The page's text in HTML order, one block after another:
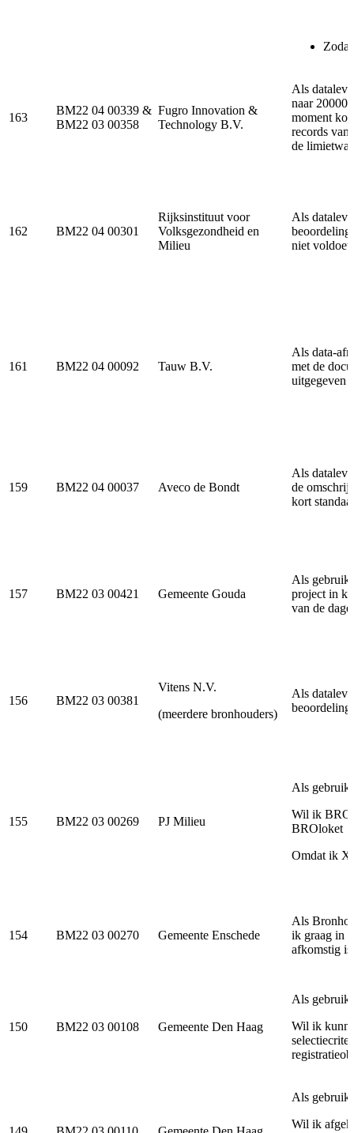
163
BM22 04 00339 &
BM22 03 00358
Fugro Innovation &
Technology B.V.
Als
naar
moment
records van
de
162 BM22 04 00301
Rijksinstituut voor
Volksgezondheid en
Milieu
Als
niet voldoet
161 BM22 04 00092 Tauw B.V.
Als data-
met de
uitgegeven
159 BM22 04 00037 Aveco de Bondt
Als
de
kort
157 BM22 03 00421 Gemeente Gouda
Als
project in
van de
156 BM22 03 00381
Vitens N.V.
(meerdere bronhouders)
Als
155 BM22 03 00269 PJ Milieu
Als
Wil ik
BROloket
Omdat ik
154 BM22 03 00270 Gemeente Enschede
Als
ik graag in
afkomstig
150 BM22 03 00108 Gemeente Den Haag
Als
Wil ik
Als
Wil ik